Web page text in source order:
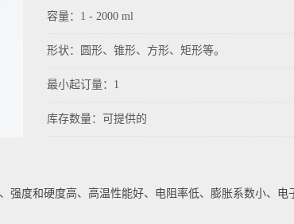
容量：1 - 2000 ml
形状：圆形、锥形、方形、矩形等。
最小起订量：1
库存数量：可提供的
强度和硬度高、高温性能好、电阻率低、膨胀系数小、